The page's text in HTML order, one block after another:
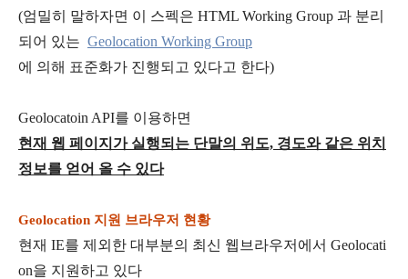
(엄밀히 말하자면 이 스펙은 HTML Working Group 과 분리
되어 있는 Geolocation Working Group
에 의해 표준화가 진행되고 있다고 한다)
Geolocatoin API를 이용하면
현재 웹 페이지가 실행되는 단말의 위도, 경도와 같은 위치
정보를 얻어 올 수 있다
Geolocation 지원 브라우저 현황
현재 IE를 제외한 대부분의 최신 웹브라우저에서 Geolocati
on을 지원하고 있다